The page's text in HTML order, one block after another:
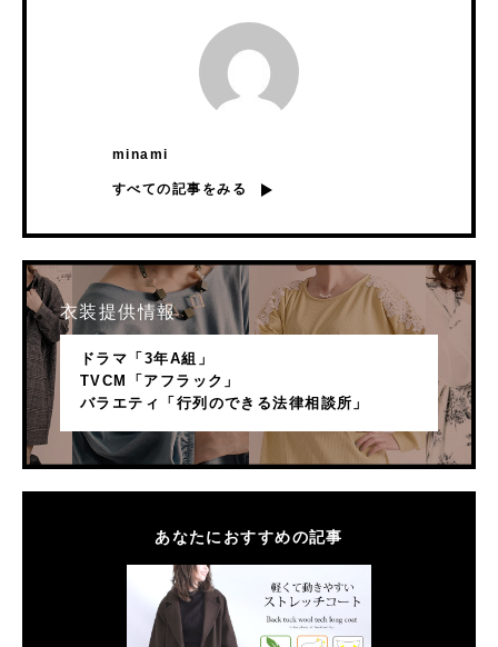
minami
すべての記事をみる
衣装提供情報
ドラマ「3年A組」
TVCM「アフラック」
バラエティ「行列のできる法律相談所」
あなたにおすすめの記事